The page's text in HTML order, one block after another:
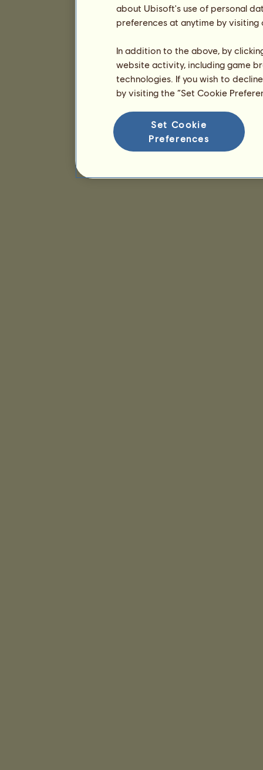
about Ubisoft's use of personal
preferences at anytime by
In addition to the above, by
website activity, including game
technologies. If you wish to
by visiting the “Set Cookie
Set Cookie
Preferences